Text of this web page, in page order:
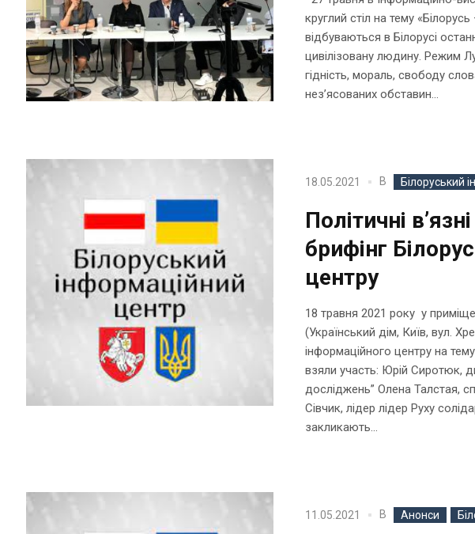
круглий стіл на тему
відбуваються в Білорусі
цивілізовану людину. Режим
гідність, мораль, свободу
нез’ясованих обставин...
18.05.2021 В Білоруський
Політичні
брифінг
центру
18 травня 2021 року у
(Український дім, Київ, вул.
інформаційного центру на
взяли участь: Юрій Сиротюк,
досліджень” Олена Талстая,
Сівчик, лідер лідер Руху
закликають...
11.05.2021 В Анонси